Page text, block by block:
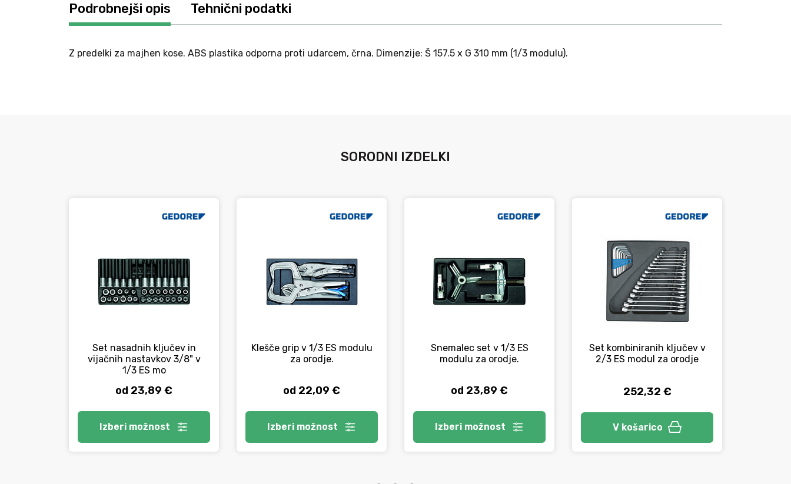
Podrobnejši opis Tehnični podatki
Z predelki za majhen kose. ABS plastika odporna proti udarcem, črna. Dimenzije: Š 157.5 x G 310 mm (1/3 modulu).
SORODNI IZDELKI
Set nasadnih ključev in
vijačnih nastavkov 3/8" v
1/3 ES mo
od 23,89 €
Izberi možnost
Klešče grip v 1/3 ES modulu
za orodje.
od 22,09 €
Izberi možnost
Snemalec set v 1/3 ES
modulu za orodje.
od 23,89 €
Izberi možnost
Set kombiniranih ključev v
2/3 ES modul za orodje
252,32 €
V košarico